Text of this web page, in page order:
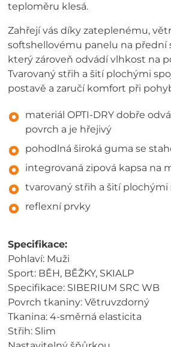
teploměru klesá.
Zahřejí vás díky zateplenému,
softshellovému panelu na přední
který zároveň odvádí vlhkost na
Tvarovaný střih a šití plochými
postavě a zaručí komfort při
materiál OPTI-DRY dobře
povrch a je hřejivý
pohodlná široká guma se
integrovaná zipová kapsa na
tvarovaný střih a šití plochými
reflexní prvky
Specifikace:
Pohlaví: Muži
Sport: BĚH, BĚŽKY, SKIALP
Specifikace: SIBERIUM SRC WB
Povrch tkaniny: Větruvzdorný
Tkanina: 4-směrná elasticita
Střih: Slim